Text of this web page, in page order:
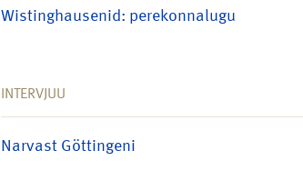
Wistinghausenid: perekonnalugu
INTERVJUU
Narvast Göttingeni